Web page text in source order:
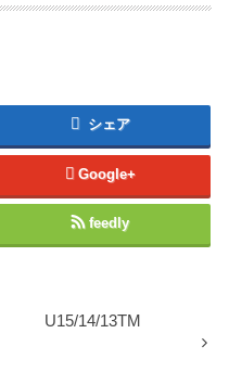
シェア
Google+
feedly
U15/14/13TM